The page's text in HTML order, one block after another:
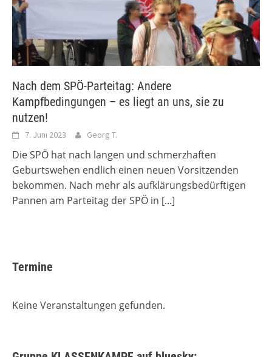
Nach dem SPÖ-Parteitag: Andere
Kampfbedingungen – es liegt an uns, sie zu
nutzen!
7. Juni 2023 Georg T.
Die SPÖ hat nach langen und schmerzhaften
Geburtswehen endlich einen neuen Vorsitzenden
bekommen. Nach mehr als aufklärungsbedürftigen
Pannen am Parteitag der SPÖ in [...]
Termine
Keine Veranstaltungen gefunden.